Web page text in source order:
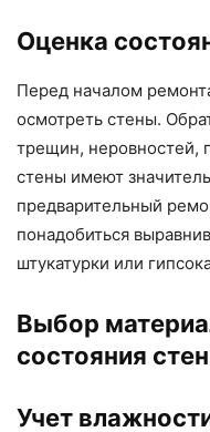
Оценка
Перед началом
осмотреть стены.
трещин, неровностей,
стены имеют
предварительный
понадобиться
штукатурки или
Выбор
состояния стен
Учет